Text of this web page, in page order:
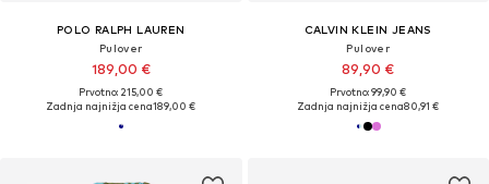
POLO RALPH LAUREN
Pulover
189,00 €
Prvotno: 215,00 €
Zadnja najnižja cena189,00 €
CALVIN KLEIN JEANS
Pulover
89,90 €
Prvotno: 99,90 €
Zadnja najnižja cena80,91 €